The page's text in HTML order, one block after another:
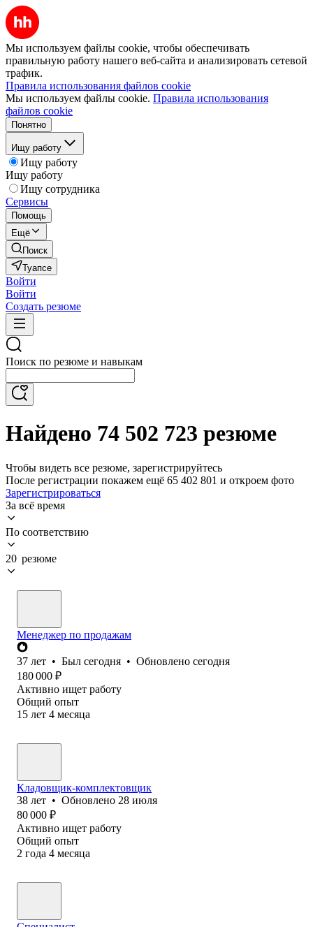
Мы используем файлы cookie, чтобы обеспечивать
правильную работу нашего веб-сайта и анализировать сетевой
трафик.
Правила использования файлов cookie
Мы используем файлы cookie. Правила использования
файлов cookie
Понятно
Ищу работу
Ищу работу
Ищу работу
Ищу сотрудника
Сервисы
Помощь
Ещё
Поиск
Туапсе
Войти
Войти
Создать резюме
Поиск по резюме и навыкам
Найдено 74 502 723 резюме
Чтобы видеть все резюме, зарегистрируйтесь
После регистрации покажем ещё 65 402 801 и откроем фото
Зарегистрироваться
За всё время
По соответствию
20 резюме
Менеджер по продажам
37 лет • Был сегодня • Обновлено сегодня
180 000 ₽
Активно ищет работу
Общий опыт
15 лет 4 месяца
Кладовщик-комплектовщик
38 лет • Обновлено 28 июля
80 000 ₽
Активно ищет работу
Общий опыт
2 года 4 месяца